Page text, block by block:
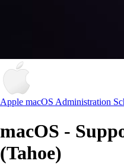
Apple macOS Administration
macOS -
(Tahoe)